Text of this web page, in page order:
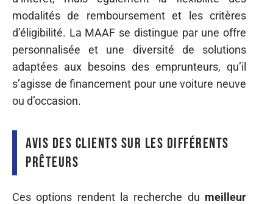
modalités de remboursement et les critères
d’éligibilité. La MAAF se distingue par une offre
personnalisée et une diversité de solutions
adaptées aux besoins des emprunteurs, qu’il
s’agisse de financement pour une voiture neuve
ou d’occasion.
Avis des clients sur les différents
prêteurs
Ces options rendent la recherche du meilleur